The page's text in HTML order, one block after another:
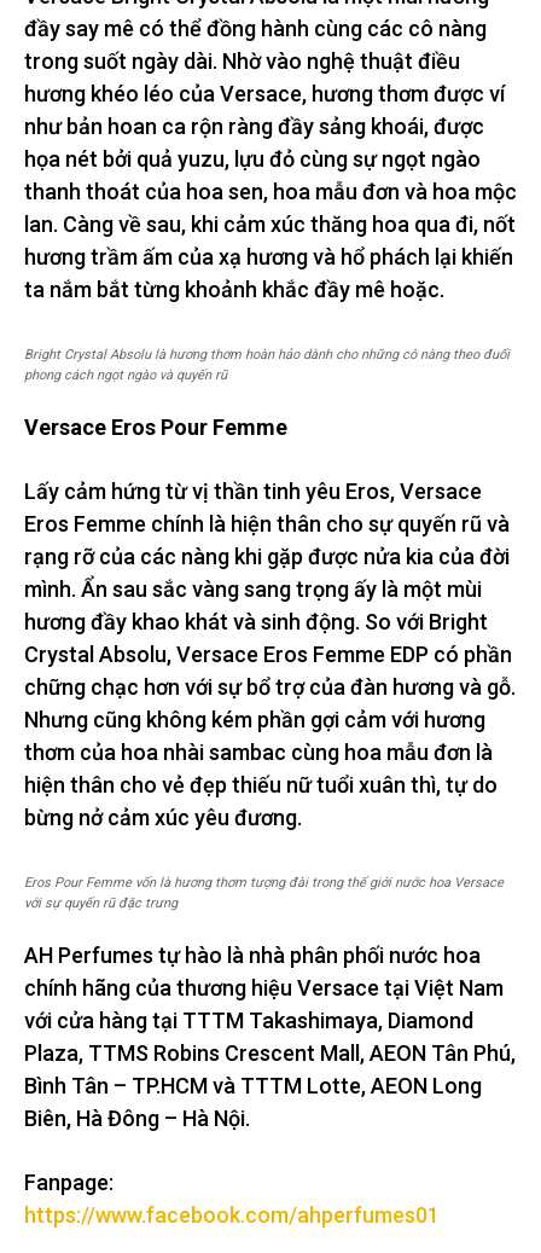
đầy say mê có thể đồng hành cùng các cô nàng
trong suốt ngày dài. Nhờ vào nghệ thuật điều
hương khéo léo của Versace, hương thơm được ví
như bản hoan ca rộn ràng đầy sảng khoái, được
họa nét bởi quả yuzu, lựu đỏ cùng sự ngọt ngào
thanh thoát của hoa sen, hoa mẫu đơn và hoa mộc
lan. Càng về sau, khi cảm xúc thăng hoa qua đi, nốt
hương trầm ấm của xạ hương và hổ phách lại khiến
ta nắm bắt từng khoảnh khắc đầy mê hoặc.
Bright Crystal Absolu là hương thơm hoàn hảo dành cho những cô nàng theo đuổi
phong cách ngọt ngào và quyến rũ
Versace Eros Pour Femme
Lấy cảm hứng từ vị thần tinh yêu Eros, Versace
Eros Femme chính là hiện thân cho sự quyến rũ và
rạng rỡ của các nàng khi gặp được nửa kia của đời
mình. Ẩn sau sắc vàng sang trọng ấy là một mùi
hương đầy khao khát và sinh động. So với Bright
Crystal Absolu, Versace Eros Femme EDP có phần
chững chạc hơn với sự bổ trợ của đàn hương và gỗ.
Nhưng cũng không kém phần gợi cảm với hương
thơm của hoa nhài sambac cùng hoa mẫu đơn là
hiện thân cho vẻ đẹp thiếu nữ tuổi xuân thì, tự do
bừng nở cảm xúc yêu đương.
Eros Pour Femme vốn là hương thơm tượng đài trong thế giới nước hoa Versace
với sự quyến rũ đặc trưng
AH Perfumes tự hào là nhà phân phối nước hoa
chính hãng của thương hiệu Versace tại Việt Nam
với cửa hàng tại TTTM Takashimaya, Diamond
Plaza, TTMS Robins Crescent Mall, AEON Tân Phú,
Bình Tân – TP.HCM và TTTM Lotte, AEON Long
Biên, Hà Đông – Hà Nội.
Fanpage:
https://www.facebook.com/ahperfumes01